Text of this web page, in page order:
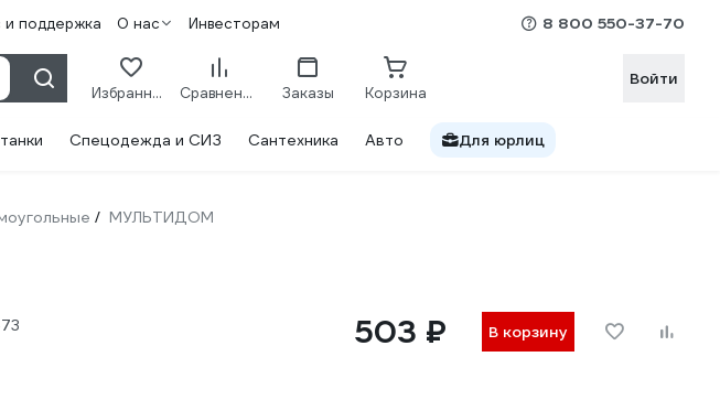
и поддержка О нас Инвесторам 8 800 550-37-70
Избранное Сравнение Заказы Корзина
Войти
Спецодежда и СИЗ Сантехника Авто Для юрлиц
/ МУЛЬТИДОМ
503 ₽ В корзину